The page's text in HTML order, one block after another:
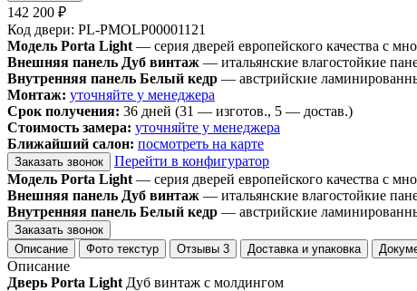
142 200 ₽
Код двери: PL-PMOLP00001121
Модель Porta Light — серия дверей европейского качества с
Внешняя панель Дуб винтаж — итальянские влагостойкие
Внутренняя панель Белый кедр — австрийские
Монтаж: уточняйте у менеджера
Срок получения: 36 дней (31 — изготов., 5 — достав.)
Стоимость замера: уточняйте у менеджера
Ближайший салон: посмотреть на карте
Заказать звонок
Перейти в конфигуратор
Модель Porta Light — серия дверей европейского качества с
Внешняя панель Дуб винтаж — итальянские влагостойкие
Внутренняя панель Белый кедр — австрийские
Заказать звонок
Описание
Фото текстур Отзывы 3 Доставка и упаковка
Описание
Дверь Porta Light Дуб винтаж с молдингом